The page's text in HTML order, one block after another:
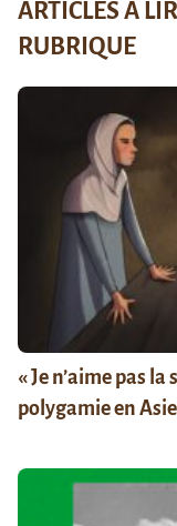
ARTICLES À
RUBRIQUE
« Je n’aime pas
polygamie en